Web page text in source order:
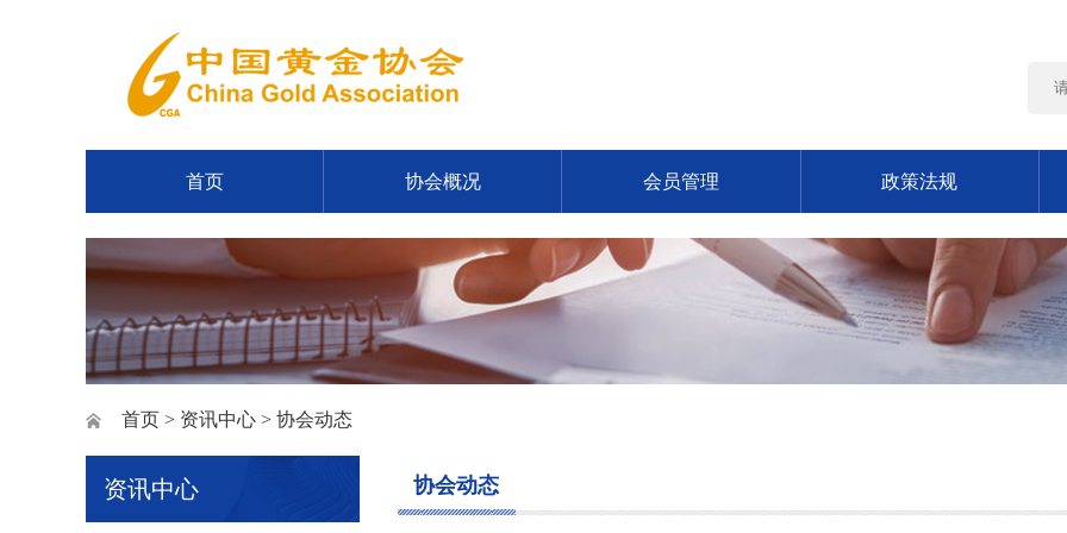
首页 协会概况 会员管理 政策法规
首页 > 资讯中心 > 协会动态
资讯中心 协会动态